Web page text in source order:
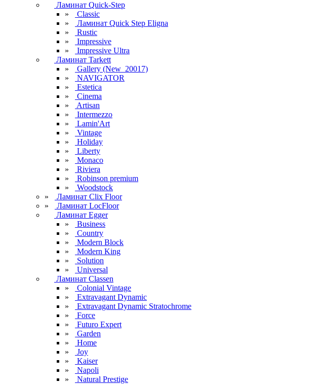
Ламинат Quick-Step
»
Classic
»
Ламинат Quick Step Eligna
»
Rustic
»
Impressive
»
Impressive Ultra
Ламинат Tarkett
»
Gallery (New_20017)
»
NAVIGATOR
»
Estetica
»
Cinema
»
Artisan
»
Intermezzo
»
Lamin'Art
»
Vintage
»
Holiday
»
Liberty
»
Monaco
»
Riviera
»
Robinson premium
»
Woodstock
»
Ламинат Clix Floor
»
Ламинат LocFloor
Ламинат Egger
»
Business
»
Country
»
Modern Block
»
Modern King
»
Solution
»
Universal
Ламинат Classen
»
Colonial Vintage
»
Extravagant Dynamic
»
Extravagant Dynamic Stratochrome
»
Force
»
Futuro Expert
»
Garden
»
Home
»
Joy
»
Kaiser
»
Napoli
»
Natural Prestige